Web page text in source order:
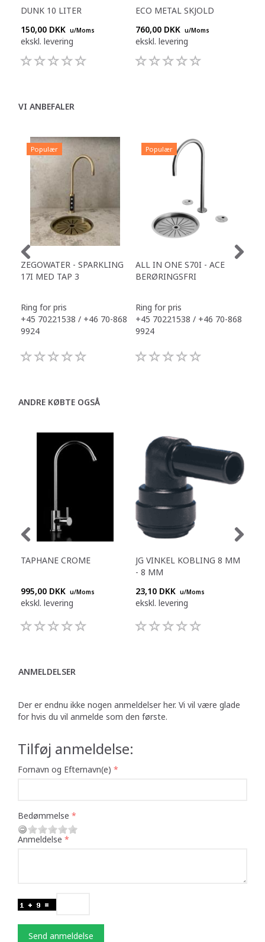
DUNK 10 LITER
150,00 DKK u/Moms
ekskl. levering
ECO METAL SKJOLD
760,00 DKK u/Moms
ekskl. levering
VI ANBEFALER
Populær
ZEGOWATER - SPARKLING
17I MED TAP 3
Ring for pris
+45 70221538 / +46 70-868
9924
Populær
ALL IN ONE S70I - ACE
BERØRINGSFRI
Ring for pris
+45 70221538 / +46 70-868
9924
ANDRE KØBTE OGSÅ
TAPHANE CROME
995,00 DKK u/Moms
ekskl. levering
JG VINKEL KOBLING 8 MM
- 8 MM
23,10 DKK u/Moms
ekskl. levering
ANMELDELSER
Der er endnu ikke nogen anmeldelser her. Vi vil være glade
for hvis du vil anmelde som den første.
Tilføj anmeldelse:
Fornavn og Efternavn(e)
Bedømmelse
Anmeldelse
Send anmeldelse